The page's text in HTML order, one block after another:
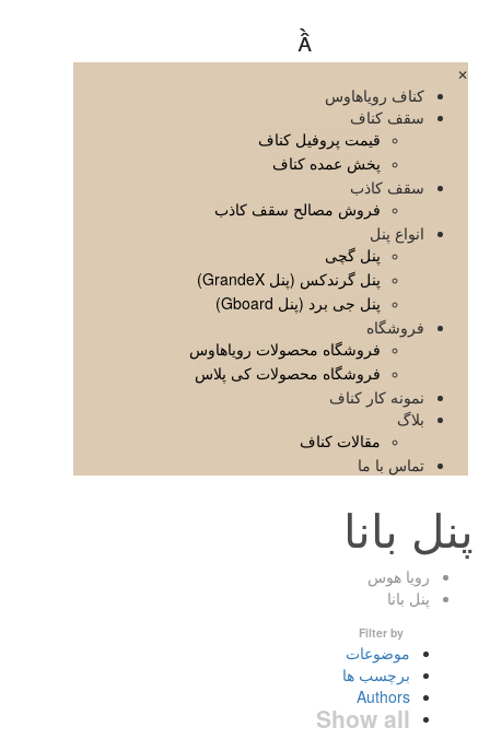

✕
کناف رویاهاوس
سقف کناف
قیمت پروفیل کناف
پخش عمده کناف
سقف کاذب
فروش مصالح سقف کاذب
انواع پنل
پنل گچی
پنل گرندکس (پنل GrandeX)
پنل جی برد (پنل Gboard)
فروشگاه
فروشگاه محصولات رویاهاوس
فروشگاه محصولات کی پلاس
نمونه کار کناف
بلاگ
مقالات کناف
تماس با ما
پنل بانا
رویا هوس
پنل بانا
Filter by
موضوعات
برچسب ها
Authors
Show all